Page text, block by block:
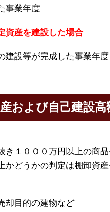
事業年度
資産を建設した場合
建設等が完成した事業年度
および自己建設
き１０００万円以上の商
かどうかの判定は棚卸資
却目的の建物など